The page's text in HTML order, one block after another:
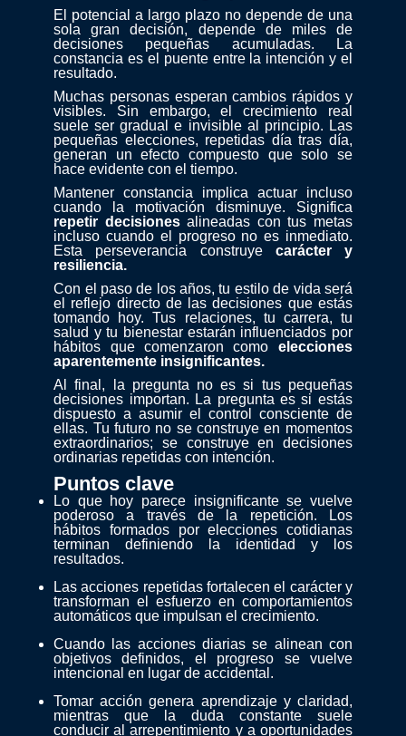
El potencial a largo plazo no depende de una
sola gran decisión, depende de miles de
decisiones pequeñas acumuladas. La
constancia es el puente entre la intención y el
resultado.
Muchas personas esperan cambios rápidos y
visibles. Sin embargo, el crecimiento real
suele ser gradual e invisible al principio. Las
pequeñas elecciones, repetidas día tras día,
generan un efecto compuesto que solo se
hace evidente con el tiempo.
Mantener constancia implica actuar incluso
cuando la motivación disminuye. Significa
repetir decisionesalineadas con tus metas
incluso cuando el progreso no es inmediato.
Esta perseverancia construye carácter y
resiliencia.
Con el paso de los años, tu estilo de vida será
el reflejo directo de las decisiones que estás
tomando hoy. Tus relaciones, tu carrera, tu
salud y tu bienestar estarán influenciados por
hábitos que comenzaron como elecciones
aparentemente insignificantes.
Al final, la pregunta no es si tus pequeñas
decisiones importan. La pregunta es si estás
dispuesto a asumir el control consciente de
ellas. Tu futuro no se construye en momentos
extraordinarios; se construye en decisiones
ordinarias repetidas con intención.
Puntos clave
Lo que hoy parece insignificante se vuelve
poderoso a través de la repetición. Los
hábitos formados por elecciones cotidianas
terminan definiendo la identidad y los
resultados.
Las acciones repetidas fortalecen el carácter y
transforman el esfuerzo en comportamientos
automáticos que impulsan el crecimiento.
Cuando las acciones diarias se alinean con
objetivos definidos, el progreso se vuelve
intencional en lugar de accidental.
Tomar acción genera aprendizaje y claridad,
mientras que la duda constante suele
conducir al arrepentimiento y a oportunidades